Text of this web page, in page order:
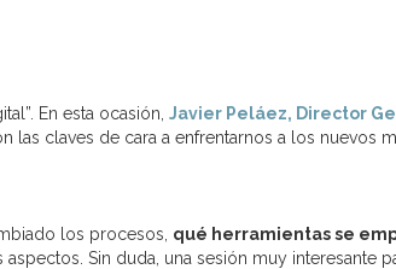
En esta ocasión, Javier Peláez, Director
claves de cara a enfrentarnos a los nuevos
los procesos, qué herramientas se
aspectos. Sin duda, una sesión muy interesante